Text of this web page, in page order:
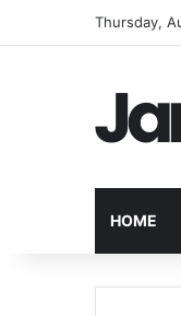
Thursday,
HOME